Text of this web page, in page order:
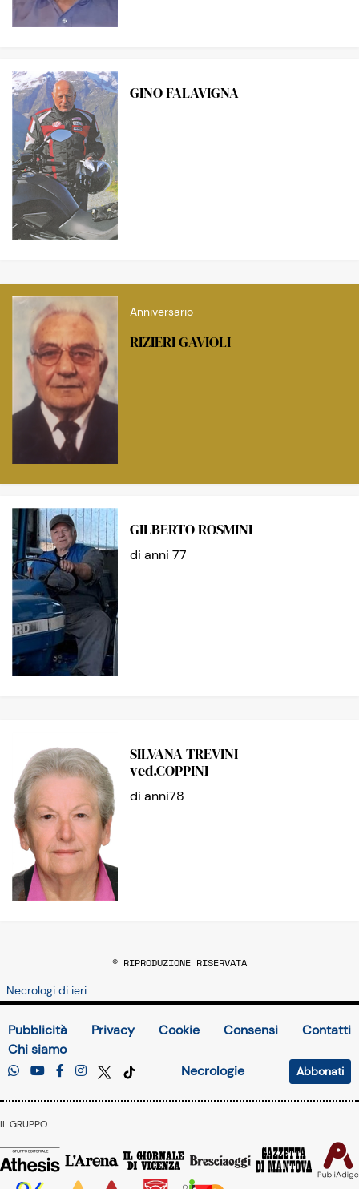
GINO FALAVIGNA
Anniversario
RIZIERI GAVIOLI
GILBERTO ROSMINI
di anni 77
SILVANA TREVINI
ved.COPPINI
di anni78
© RIPRODUZIONE RISERVATA
Necrologi di ieri
Pubblicità Privacy Cookie Consensi
Contatti
Chi siamo
Necrologie
Abbonati
IL GRUPPO